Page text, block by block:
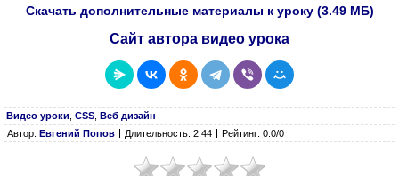
Скачать дополнительные материалы к уроку (3.49 МБ)
Сайт автора видео урока
Видео уроки CSS Веб дизайн
Автор: Евгений Попов Длительность: 2:44 Рейтинг: 0.0/0